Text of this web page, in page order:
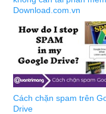
Download.com.vn
Cách chặn spam trên
Drive